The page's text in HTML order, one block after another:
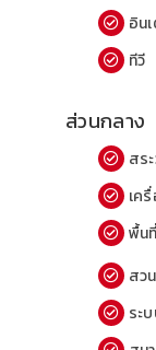
อิน
ทีวี
ส่วนกลาง
สร
เค
พื้น
สว
ระ